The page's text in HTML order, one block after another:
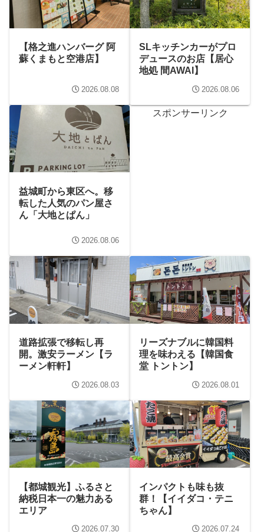
【格之進ハンバーグ 阿
蘇くまもと空港店】
2026.08.08
SLキッチンカーがプロ
デュースのお店【居心
地処 間AWAI】
2026.08.06
益城町から東区へ。移
転した人気のパン屋さ
ん「大地とぱん」
2026.08.06
スポンサーリンク
道路拡張で移転し再
開。激安ラーメン【ラ
ーメン軒軒】
2026.08.03
リーズナブルに韓国料
理を味わえる【韓国食
堂 トントン】
2026.08.01
【都城観光】ふるさと
納税日本一の魅力ある
エリア
2026.07.30
インパクトも味も抜
群！【イイダコ・テニ
ちゃん】
2026.07.24